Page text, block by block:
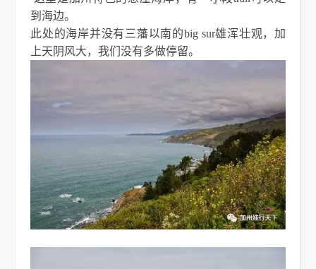
到海边。
此处的海岸并没有三藩以南的big sur雄浑壮观，加
上天阴风大，我们没有多做停留。